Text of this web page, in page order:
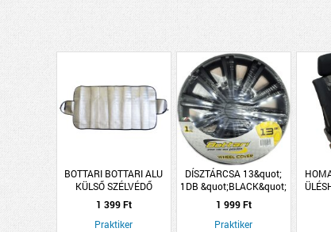
BOTTARI BOTTARI ALU
KÜLSŐ SZÉLVÉDŐ
TAKARÓ 150X70CM
1 399 Ft
Praktiker
DÍSZTÁRCSA 13&quot;
1DB &quot;BLACK&quot;
1 999 Ft
Praktiker